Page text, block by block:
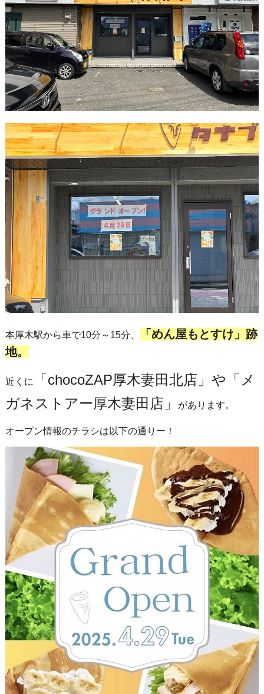
本厚木駅から車で10分～15分、
「めん屋もとすけ」跡
地。
近くに
「chocoZAP厚木妻田北店」や「メ
ガネストアー厚木妻田店」
があります。
オープン情報のチラシは以下の通りー！